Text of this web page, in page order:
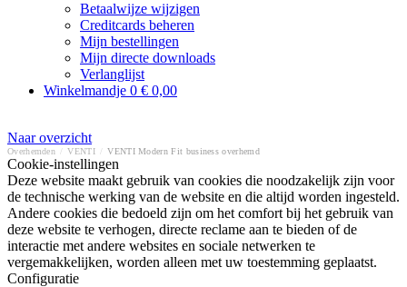
Betaalwijze wijzigen
Creditcards beheren
Mijn bestellingen
Mijn directe downloads
Verlanglijst
Winkelmandje 0 € 0,00
Naar overzicht
Overhemden VENTI VENTI Modern Fit business overhemd
Cookie-instellingen
Deze website maakt gebruik van cookies die noodzakelijk zijn voor
de technische werking van de website en die altijd worden ingesteld.
Andere cookies die bedoeld zijn om het comfort bij het gebruik van
deze website te verhogen, directe reclame aan te bieden of de
interactie met andere websites en sociale netwerken te
vergemakkelijken, worden alleen met uw toestemming geplaatst.
Configuratie